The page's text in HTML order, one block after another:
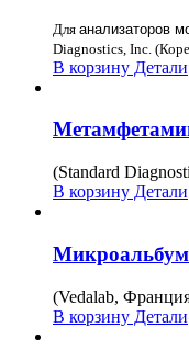
Для анализаторов
Diagnostics, Inc.
В корзину Детали
(Standard
В корзину Детали
(Vedalab,
В корзину Детали